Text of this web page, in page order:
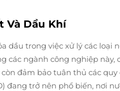
Và Dầu Khí
dầu trong việc xử lý các loại
các ngành công nghiệp này,
đảm bảo tuân thủ các quy
đang trở nên phổ biến, nơi